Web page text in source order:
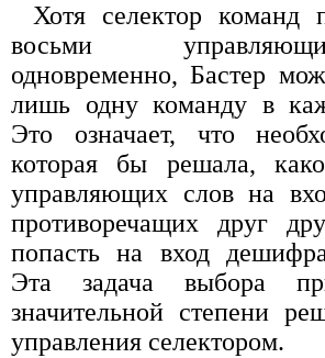
Хотя селектор команд
восьми
одновременно, Бастер
лишь одну команду в
Это означает, что
которая бы решала,
управляющих слов на
противоречащих друг
попасть на вход
Эта задача выбора
значительной степени
управления селектором.